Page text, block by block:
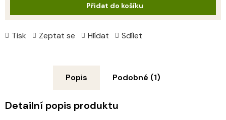
Tisk Zeptat se Hlídat Sdílet
Přidat do košíku
Popis Podobné (1)
Detailní popis produktu